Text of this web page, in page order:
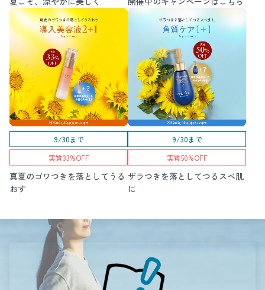
9/30まで
実質33%OFF
真夏のゴワつきを落としてうる
おす
9/30まで
実質50%OFF
ザラつきを落としてつるスベ肌
に